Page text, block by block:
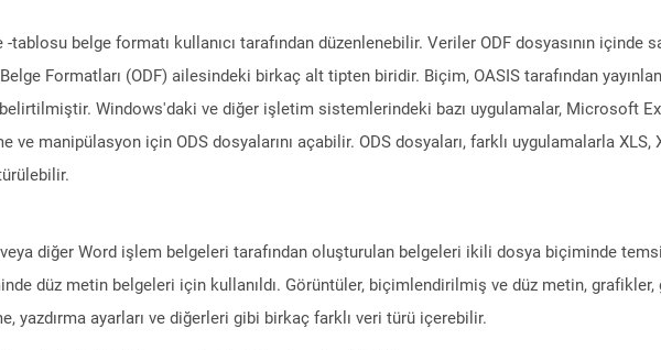
belge formatı kullanıcı tarafından düzenlenebilir. Veriler ODF dosyasının içinde
Formatları (ODF) ailesindeki birkaç alt tipten biridir. Biçim, OASIS tarafından
Windows'daki ve diğer işletim sistemlerindeki bazı uygulamalar, Microsoft
manipülasyon için ODS dosyalarını açabilir. ODS dosyaları, farklı uygulamalarla XLS,
diğer Word işlem belgeleri tarafından oluşturulan belgeleri ikili dosya biçiminde
düz metin belgeleri için kullanıldı. Görüntüler, biçimlendirilmiş ve düz metin,
yazdırma ayarları ve diğerleri gibi birkaç farklı veri türü içerebilir.